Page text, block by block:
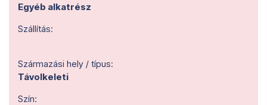
Egyéb alkatrész
Szállítás:
Származási hely / típus:
Távolkeleti
Szín: